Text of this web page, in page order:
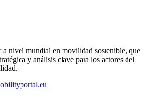
a nivel mundial en movilidad sostenible, que
y análisis clave para los actores del